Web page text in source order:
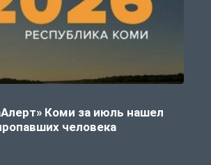
Коми за июль нашел
человека